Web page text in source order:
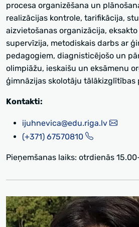
procesa organizēšana un
realizācijas kontrole, tarifikācija,
aizvietošanas organizācija,
supervīzija, metodiskais darbs ar
pedagogiem, diagnisticējošo un
olimpiāžu, ieskaišu un eksāmenu
ģimnāzijas skolotāju tālākizglītības
Kontakti:
ijuhnevica@edu.riga.lv
(+371) 67570810
Pieņemšanas laiks: otrdienās 15.00-